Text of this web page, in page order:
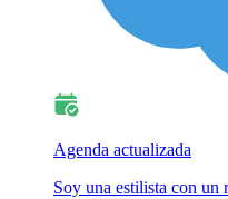
Agenda actualizada
Soy una estilista con un